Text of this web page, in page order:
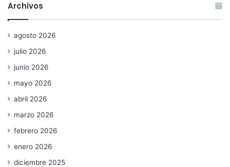
Archivos
agosto 2026
julio 2026
junio 2026
mayo 2026
abril 2026
marzo 2026
febrero 2026
enero 2026
diciembre 2025